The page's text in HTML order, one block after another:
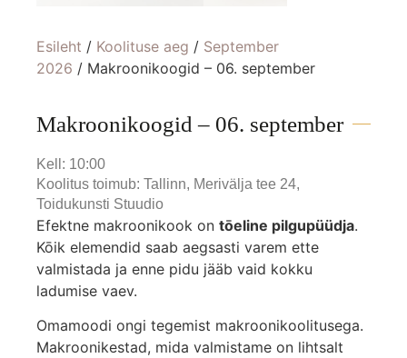
Esileht / Koolituse aeg / September
2026 / Makroonikoogid – 06. september
Makroonikoogid – 06. september
Kell: 10:00
Koolitus toimub: Tallinn, Merivälja tee 24,
Toidukunsti Stuudio
Efektne makroonikook on tōeline pilgupüüdja.
Kōik elemendid saab aegsasti varem ette
valmistada ja enne pidu jääb vaid kokku
ladumise vaev.
Omamoodi ongi tegemist makroonikoolitusega.
Makroonikestad, mida valmistame on lihtsalt